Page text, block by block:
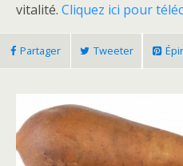
vitalité. Cliquez ici pour
Partager Tweeter